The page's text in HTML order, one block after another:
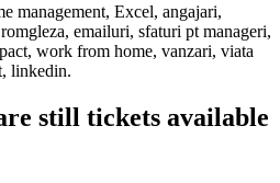
management, Excel, angajari,
emailuri, sfaturi pt manageri,
work from home, vanzari, viata
linkedin.
still tickets available